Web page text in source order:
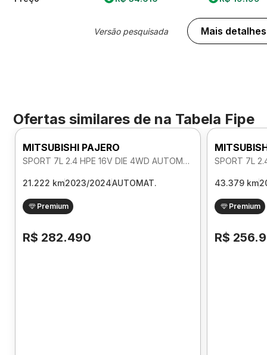
Versão pesquisada Mais detalhes
Ofertas similares de na Tabela Fipe
MITSUBISHI PAJERO
SPORT 7L 2.4 HPE 16V DIE 4WD AUTOMATICO
21.222 km2023/2024AUTOMAT.
Premium
R$ 282.490
43.379 km
Premium
R$